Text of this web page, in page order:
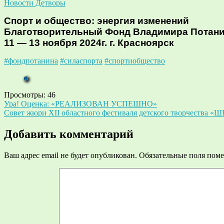
Новости Детворы
Спорт и общество: энергия изменений
Благотворительный Фонд Владимира
11 — 13 ноября 2024г. г. Красноярск
#фондпотанина #силаспорта #спортиобщество
Просмотры: 46
Навигация
по
записям
Ура! Оценка: «РЕАЛИЗОВАН УСПЕШНО»
Совет жюри XII областного фестиваля детского
Добавить комментарий
Ваш адрес email не будет опубликован. Обязательные поля